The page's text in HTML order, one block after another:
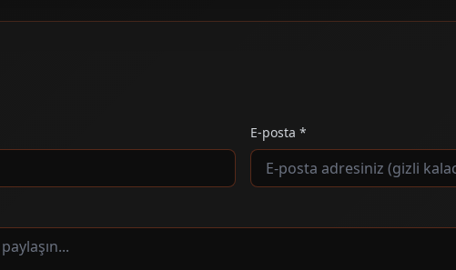
E-posta *